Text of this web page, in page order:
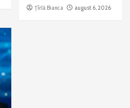
Țîrlă Bianca august 6, 2026